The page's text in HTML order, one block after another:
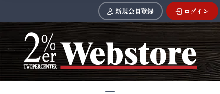
新規会員登録 ログイン